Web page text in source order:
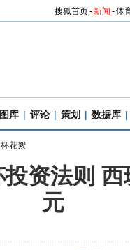
搜狐首页-新闻 -体
图库 | 评论 | 策划 | 数据库 |
花絮
资法则
元